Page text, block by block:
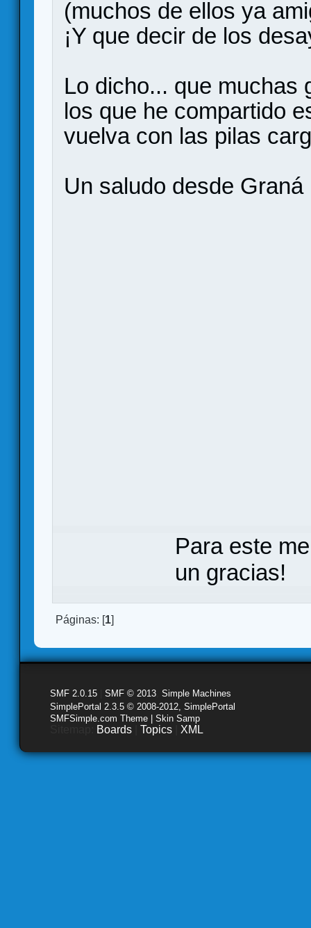
(muchos de ellos ya
¡Y que decir de los
Lo dicho... que muchas
los que he compartido
vuelva con las pilas
Un saludo desde
Para este
un gracias!
Páginas: [1]
SMF 2.0.15 SMF © 2013 Simple Machines
SimplePortal 2.3.5 © 2008-2012, SimplePortal
SMFSimple.com Theme | Skin Samp
Boards Topics XML